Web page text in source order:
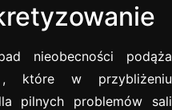
nieobecności podąża
które w przybliżeniu
pilnych problemów sali